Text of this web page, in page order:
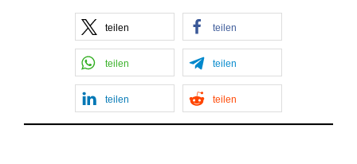
teilen teilen
teilen teilen
teilen teilen